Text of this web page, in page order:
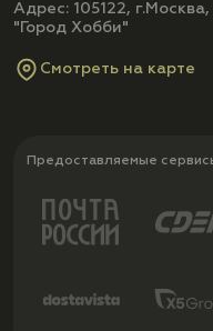
Адрес: 105122,
"Город Хобби"
Смотреть на карте
Предоставляемые